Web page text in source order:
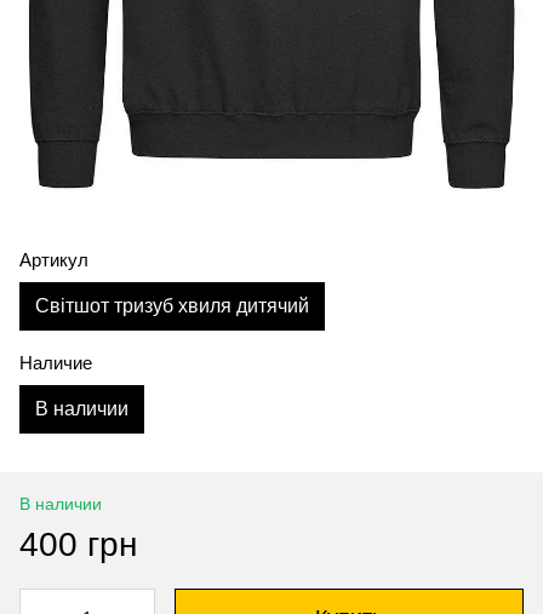
Артикул
Світшот тризуб хвиля дитячий
Наличие
В наличии
В наличии
400 грн